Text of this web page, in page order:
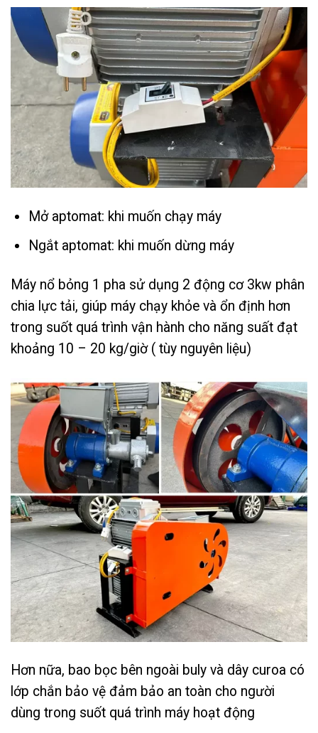
Mở aptomat: khi muốn chạy máy
Ngắt aptomat: khi muốn dừng máy
Máy nổ bỏng 1 pha sử dụng 2 động cơ 3kw phân
chia lực tải, giúp máy chạy khỏe và ổn định hơn
trong suốt quá trình vận hành cho năng suất đạt
khoảng 10 – 20 kg/giờ ( tùy nguyên liệu)
Hơn nữa, bao bọc bên ngoài buly và dây curoa có
lớp chắn bảo vệ đảm bảo an toàn cho người
dùng trong suốt quá trình máy hoạt động